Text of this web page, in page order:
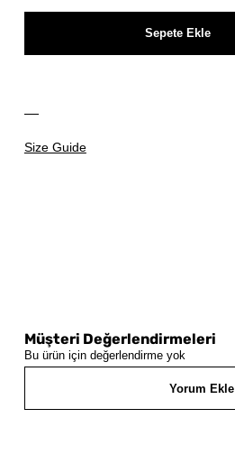
Size Guide
Sepete Ekle
Müşteri Değerlendirmeleri
Bu ürün için değerlendirme yok
Yorum Ekle